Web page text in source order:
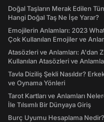
Doğal Taşların Merak Edilen
Hangi Doğal Taş Ne İşe Yarar?
Emojilerin Anlamları: 2023
Çok Kullanılan Emojiler ve
Atasözleri ve Anlamları: A'dan
Kullanılan Atasözleri ve
Tavla Diziliş Şekli Nasıldır?
ve Oynama Yönleri
Tarot Kartları ve Anlamları
İle Tılsımlı Bir Dünyaya Giriş
Burç Uyumu Hesaplama